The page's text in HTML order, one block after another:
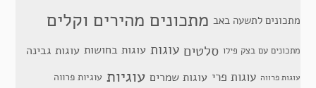
מתכונים לתשעה באב מתכונים מהירים וקלים
מתכונים עם בצק פילו סלטים עוגות עוגות בחושות עוגות גבינה
עוגות פרווה עוגות פרי עוגות שמרים עוגיות עוגיות פרווה